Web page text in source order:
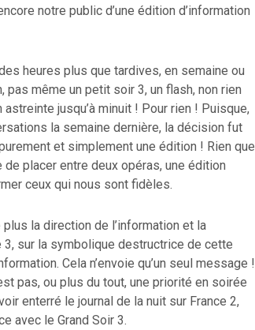
notre public d’une édition d’information
heures plus que tardives, en semaine ou
pas même un petit soir 3, un flash, non rien
jusqu’à minuit ! Pour rien ! Puisque,
la semaine dernière, la décision fut
et simplement une édition ! Rien que
placer entre deux opéras, une édition
ceux qui nous sont fidèles.
la direction de l’information et la
sur la symbolique destructrice de cette
Cela n’envoie qu’un seul message !
pas, ou plus du tout, une priorité en soirée
enterré le journal de la nuit sur France 2,
avec le Grand Soir 3.